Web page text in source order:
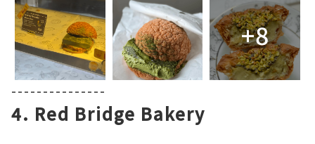
+8
---------------
4. Red Bridge Bakery